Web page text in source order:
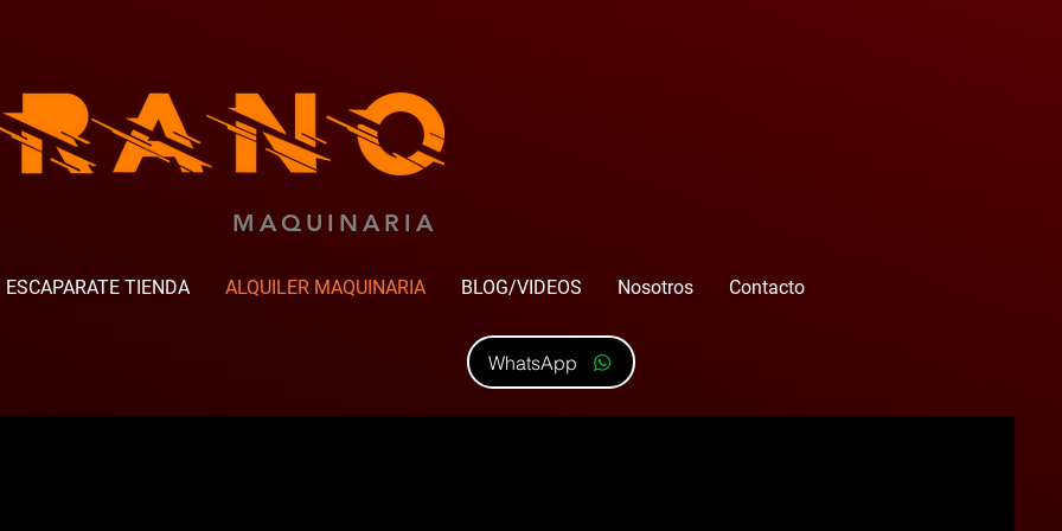
MAQUINARIA
ESCAPARATE TIENDA ALQUILER MAQUINARIA BLOG/VIDEOS Nosotros Contacto
WhatsApp